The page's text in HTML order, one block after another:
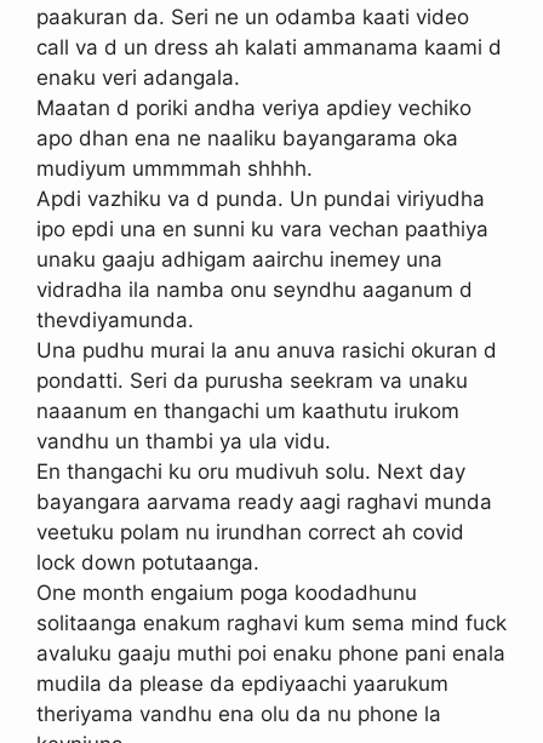
paakuran da. Seri ne un odamba kaati video
call va d un dress ah kalati ammanama kaami d
enaku veri adangala.
Maatan d poriki andha veriya apdiey vechiko
apo dhan ena ne naaliku bayangarama oka
mudiyum ummmmah shhhh.
Apdi vazhiku va d punda. Un pundai viriyudha
ipo epdi una en sunni ku vara vechan paathiya
unaku gaaju adhigam aairchu inemey una
vidradha ila namba onu seyndhu aaganum d
thevdiyamunda.
Una pudhu murai la anu anuva rasichi okuran d
pondatti. Seri da purusha seekram va unaku
naaanum en thangachi um kaathutu irukom
vandhu un thambi ya ula vidu.
En thangachi ku oru mudivuh solu. Next day
bayangara aarvama ready aagi raghavi munda
veetuku polam nu irundhan correct ah covid
lock down potutaanga.
One month engaium poga koodadhunu
solitaanga enakum raghavi kum sema mind fuck
avaluku gaaju muthi poi enaku phone pani enala
mudila da please da epdiyaachi yaarukum
theriyama vandhu ena olu da nu phone la